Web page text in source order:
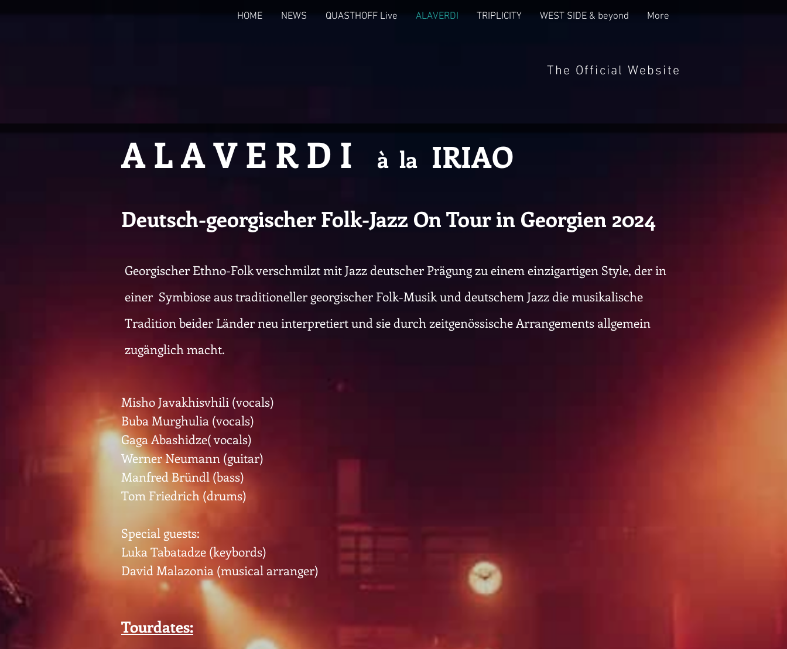
HOME NEWS QUASTHOFF Live ALAVERDI TRIPLICITY WEST SIDE & beyond More
The Official Website
A L A V E R D I à la IRIAO
Deutsch-georgischer Folk-Jazz On Tour in Georgien 2024
Georgischer Ethno-Folk verschmilzt mit Jazz deutscher Prägung zu einem einzigartigen Style, der in
einer Symbiose aus traditioneller georgischer Folk-Musik und deutschem Jazz die musikalische
Tradition beider Länder neu interpretiert und sie durch zeitgenössische Arrangements allgemein
zugänglich macht.
Misho Javakhisvhili (vocals)
Buba Murghulia (vocals)
Gaga Abashidze( vocals)
Werner Neumann (guitar)
Manfred Bründl (bass)
Tom Friedrich (drums)
Special guests:
Luka Tabatadze (keybords)
David Malazonia (musical arranger)
Tourdates: